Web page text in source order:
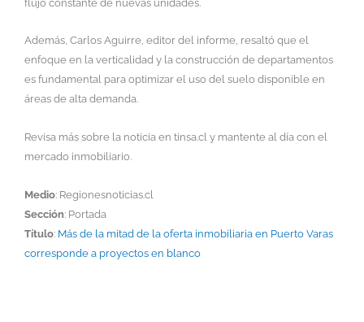
flujo constante de nuevas unidades.
Además, Carlos Aguirre, editor del informe, resaltó que el
enfoque en la verticalidad y la construcción de departamentos
es fundamental para optimizar el uso del suelo disponible en
áreas de alta demanda.
Revisa más sobre la noticia en tinsa.cl y mantente al día con el
mercado inmobiliario.
Medio: Regionesnoticias.cl
Sección: Portada
Título: Más de la mitad de la oferta inmobiliaria en Puerto Varas
corresponde a proyectos en blanco